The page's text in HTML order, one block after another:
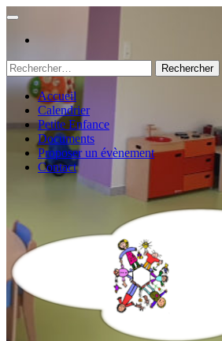
Rechercher :
Accueil
Calendrier
Petite Enfance
Documents
Proposer un évènement
Contact